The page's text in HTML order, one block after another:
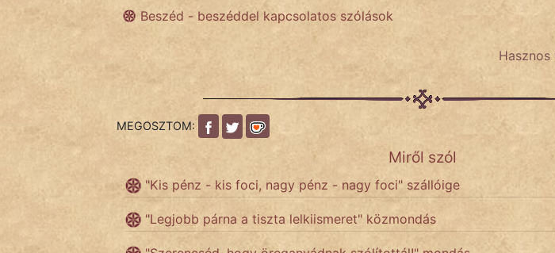
És
KÖZMONDÁS
Beszéd - beszéddel kapcsolatos szólások
MEGOSZTOM:
Miről szól
"Kis pénz - kis foci, nagy pénz - nagy foci" szállóige
"Legjobb párna a tiszta lelkiismeret" közmondás